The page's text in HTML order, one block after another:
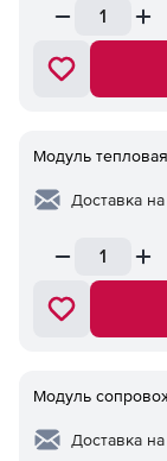
Модуль
Доставка
Модуль
Доставка